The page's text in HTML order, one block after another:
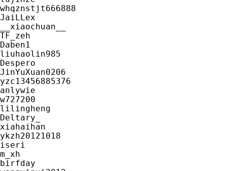
whqznstjt666888
JaiLLex
__xiaochuan__
TF_zeh
Daben1
liuhaolin985
Despero
JinYuXuan0206
yzc13456885376
anlywie
w727200
lilingheng
Deltary_
xiahaihan
ykzh20121018
iseri
m_xh
birfday